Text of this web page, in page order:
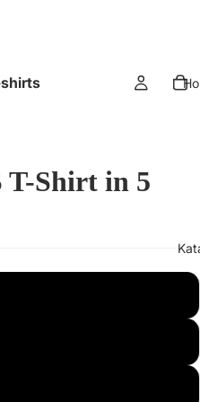
T-Shirt in 5